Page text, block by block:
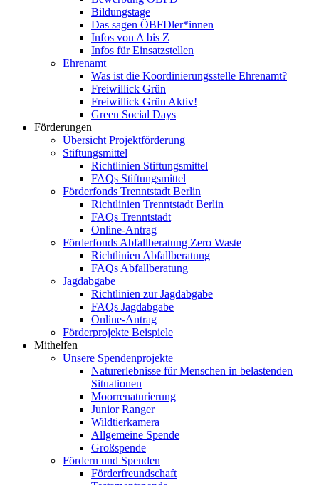
Bildungstage
Das sagen ÖBFDler*innen
Infos von A bis Z
Infos für Einsatzstellen
Ehrenamt
Was ist die Koordinierungsstelle Ehrenamt?
Freiwillick Grün
Freiwillick Grün Aktiv!
Green Social Days
Förderungen
Übersicht Projektförderung
Stiftungsmittel
Richtlinien Stiftungsmittel
FAQs Stiftungsmittel
Förderfonds Trenntstadt Berlin
Richtlinien Trenntstadt Berlin
FAQs Trenntstadt
Online-Antrag
Förderfonds Abfallberatung Zero Waste
Richtlinien Abfallberatung
FAQs Abfallberatung
Jagdabgabe
Richtlinien zur Jagdabgabe
FAQs Jagdabgabe
Online-Antrag
Förderprojekte Beispiele
Mithelfen
Unsere Spendenprojekte
Naturerlebnisse für Menschen in belastenden
Situationen
Moorrenaturierung
Junior Ranger
Wildtierkamera
Allgemeine Spende
Großspende
Fördern und Spenden
Förderfreundschaft